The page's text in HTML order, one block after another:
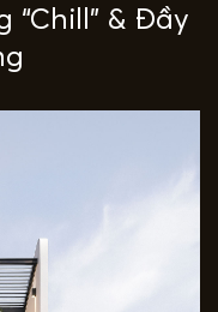
“Chill” & Đầy